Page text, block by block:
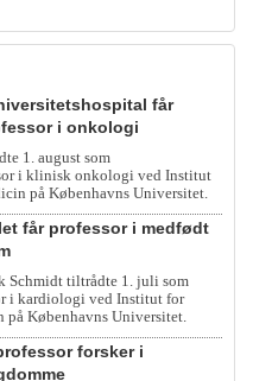
får
i onkologi
1. august som
i klinisk onkologi ved Institut
på Københavns Universitet.
får professor i medfødt
Schmidt tiltrådte 1. juli som
i kardiologi ved Institut for
Københavns Universitet.
forsker i